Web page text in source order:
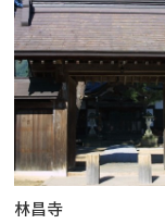
林昌寺